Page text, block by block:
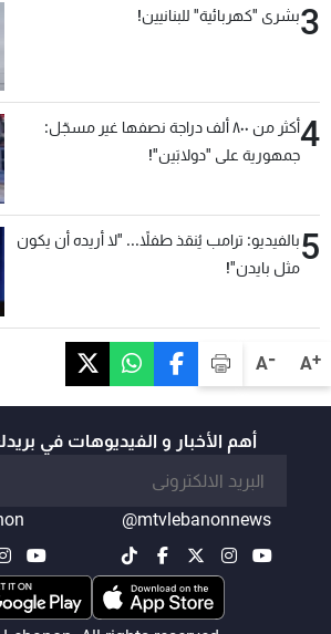
A+
A-
3بشرى "كهربائية" للبنانيين!
4
أكثر من ٨٠٠ ألف دراجة نصفها غير مسجّل:
جمهورية على "دولابَين"!
5بالفيديو: ترامب يُنقذ طفلاً... "لا أريده أن يكون
مثل بايدن"!
أهم الأخبار و الفيديوهات في
@mtvlebanonnews